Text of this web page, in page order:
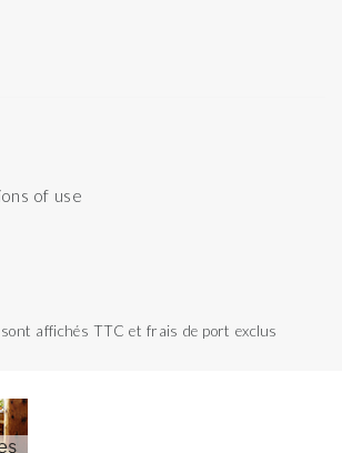
of use
affichés TTC et frais de port exclus